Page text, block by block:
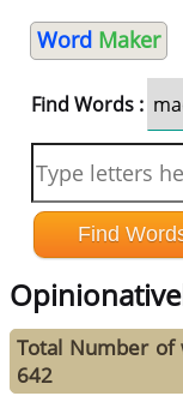
Word Maker
Find Words :
Total Number of
642